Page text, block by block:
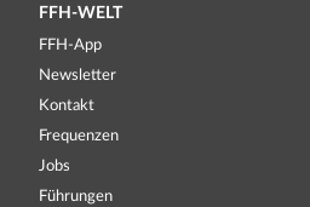
FFH-WELT
FFH-App
Newsletter
Kontakt
Frequenzen
Jobs
Führungen